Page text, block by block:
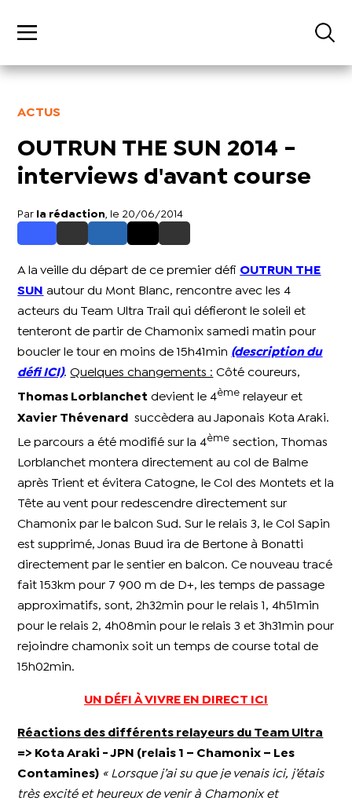
ACTUS
OUTRUN THE SUN 2014 -
interviews d'avant course
Par la rédaction , le 20/06/2014
A la veille du départ de ce premier défi OUTRUN THE
SUN
autour du Mont Blanc, rencontre avec les 4
acteurs du Team Ultra Trail qui défieront le soleil et
tenteront de partir de Chamonix samedi matin pour
boucler le tour en moins de 15h41min (description du
défi ICI).Quelques changements : Côté coureurs,
Thomas Lorblanchet devient le 4ème relayeur et
Xavier Thévenard
succèdera au Japonais Kota Araki.
Le parcours a été modifié sur la 4ème section, Thomas
Lorblanchet montera directement au col de Balme
après Trient et évitera Catogne, le Col des Montets et la
Tête au vent pour redescendre directement sur
Chamonix par le balcon Sud. Sur le relais 3, le Col Sapin
est supprimé, Jonas Buud ira de Bertone à Bonatti
directement par le sentier en balcon. Ce nouveau tracé
fait 153km pour 7 900 m de D+, les temps de passage
approximatifs, sont, 2h32min pour le relais 1, 4h51min
pour le relais 2, 4h08min pour le relais 3 et 3h31min pour
rejoindre chamonix soit un temps de course total de
15h02min.
UN DÉFI À VIVRE EN DIRECT ICI
Réactions des différents relayeurs du Team Ultra
=> Kota Araki - JPN (relais 1 – Chamonix – Les
Contamines) « Lorsque j’ai su que je venais ici, j’étais
très excité et heureux de venir à Chamonix et